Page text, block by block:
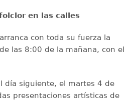
en las calles
con toda su fuerza la
las 8:00 de la mañana, con el
día siguiente, el martes 4 de
presentaciones artísticas de